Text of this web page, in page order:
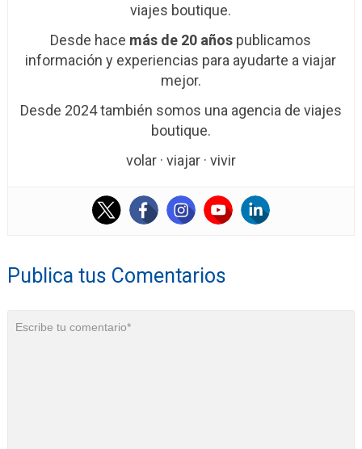
viajes boutique.
Desde hace más de 20 años publicamos
información y experiencias para ayudarte a viajar
mejor.
Desde 2024 también somos una agencia de viajes
boutique.
volar · viajar · vivir
Publica tus Comentarios